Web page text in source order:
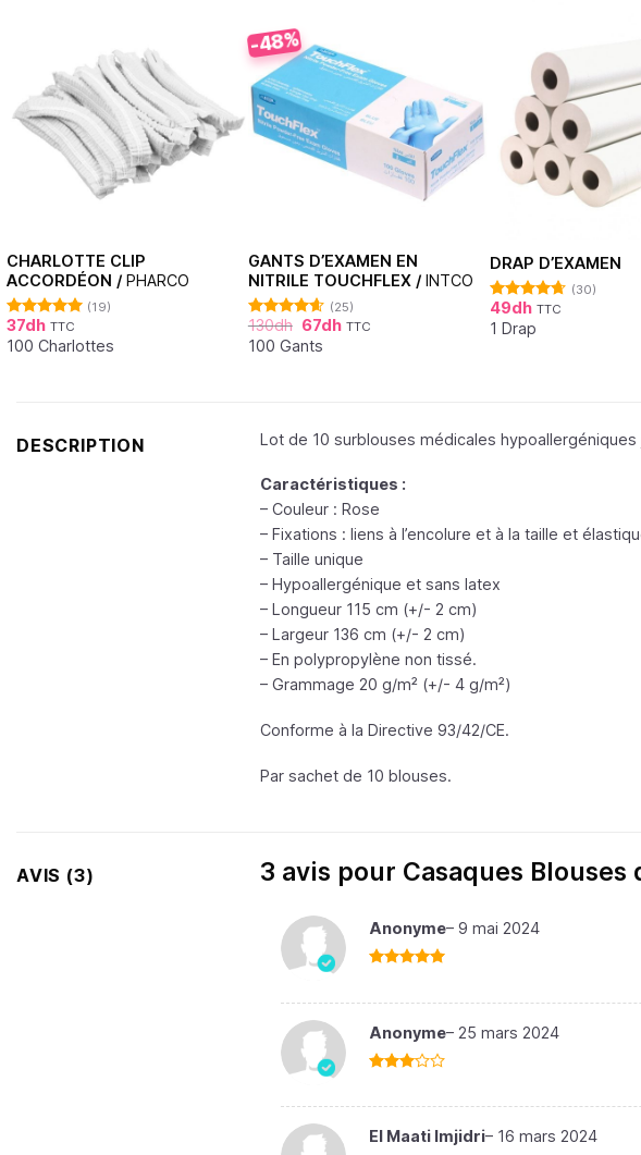
CHARLOTTE CLIP
ACCORDÉON / PHARCO
Note4.95
sur 5
(19)
37dh TTC
100 Charlottes
-48%
GANTS D’EXAMEN EN
NITRILE TOUCHFLEX / INTCO
Note4.60
sur 5
(25)
130dh 67dh TTC
100 Gants
DRAP D’EXAMEN
Note4.62
sur 5
(30)
49dh TTC
1 Drap
DESCRIPTION Lot de 10 surblouses médicales
Caractéristiques :
– Couleur : Rose
– Fixations : liens à l’encolure et à la taille et
– Taille unique
– Hypoallergénique et sans latex
– Longueur 115 cm (+/- 2 cm)
– Largeur 136 cm (+/- 2 cm)
– En polypropylène non tissé.
– Grammage 20 g/m² (+/- 4 g/m²)
Conforme à la Directive 93/42/CE.
Par sachet de 10 blouses.
AVIS (3) 3 avis pour Casaques
Anonyme– 9 mai 2024
Anonyme– 25 mars 2024
El Maati lmjidri– 16 mars 2024